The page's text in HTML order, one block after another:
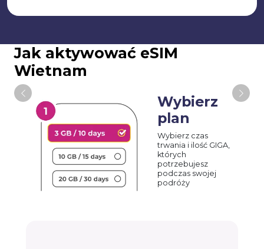
Jak aktywować eSIM
Wietnam
Wybierz
plan
Wybierz czas
trwania i ilość GIGA,
których
potrzebujesz
podczas swojej
podróży